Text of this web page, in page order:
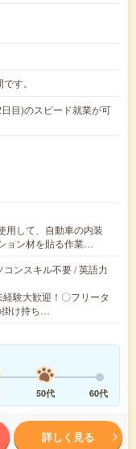
す。
目)のスピード就業が可
用して、自動車の内装
ョン材を貼る作業…
コンスキル不要 / 英語力
経験大歓迎！〇フリータ
け持ち…
50代 60代
詳しく見る